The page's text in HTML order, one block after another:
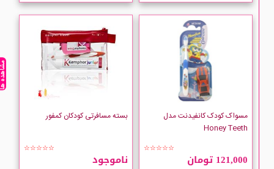
مسواک کودک کانفیدنت مدل
Honey Teeth
☆☆☆☆☆
121,000 تومان
بسته مسافرتی کودکان کمفور
☆☆☆☆☆
ناموجود